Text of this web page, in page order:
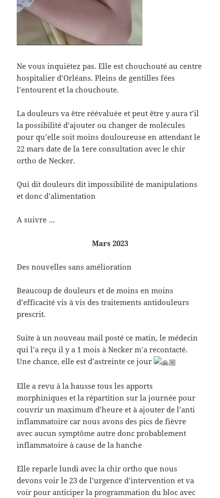
Ne vous inquiétez pas. Elle est chouchouté au centre
hospitalier d’Orléans. Pleins de gentilles fées
l’entourent et la chouchoute.
La douleurs va être réévaluée et peut être y aura t’il
la possibilité d’ajouter ou changer de molécules
pour qu’elle soit moins douloureuse en attendant le
22 mars date de la 1ere consultation avec le chir
ortho de Necker.
Qui dit douleurs dit impossibilité de manipulations
et donc d’alimentation
A suivre …
Mars 2023
Des nouvelles sans amélioration
Beaucoup de douleurs et de moins en moins
d’efficacité vis à vis des traitements antidouleurs
prescrit.
Suite à un nouveau mail posté ce matin, le médecin
qui l’a reçu il y a 1 mois à Necker m’a recontacté.
Une chance, elle est d’astreinte ce jour
Elle a revu à la hausse tous les apports
morphiniques et la répartition sur la journée pour
couvrir un maximum d’heure et à ajouter de l’anti
inflammatoire car nous avons des pics de fièvre
avecaucun symptôme autre donc probablement
inflammatoire à cause de la hanche
Elle reparle lundi avec la chir ortho que nous
devons voir le 23 de l’urgence d’intervention et va
voir pour anticiper la programmation du bloc avec